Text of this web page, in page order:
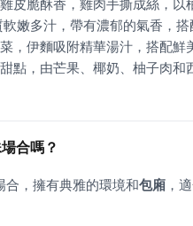
點，由芒果、椰奶、柚子肉和
合嗎？
合，擁有典雅的環境和包廂 ，